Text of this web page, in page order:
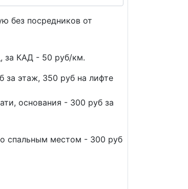
без посредников от
за КАД - 50 руб/км.
за этаж, 350 руб на лифте
основания - 300 руб за
спальным местом - 300 руб